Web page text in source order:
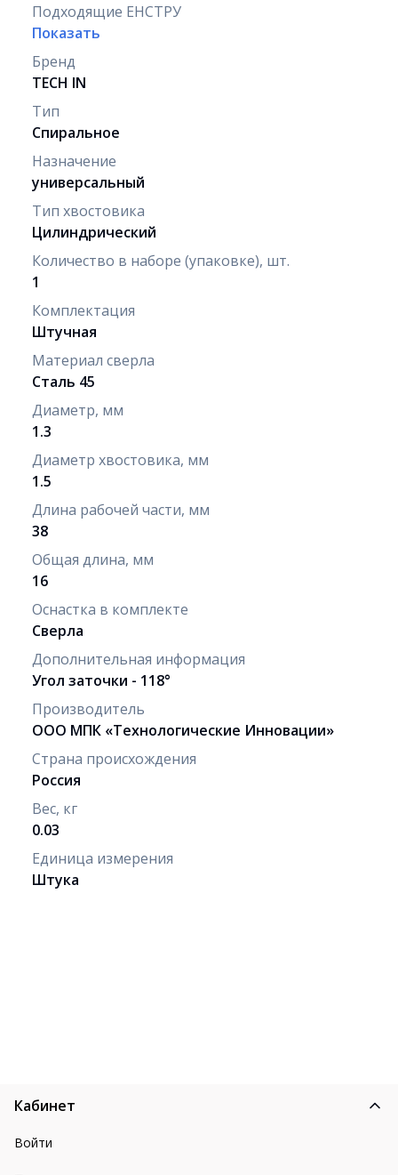
Подходящие ЕНСТРУ
Показать
Бренд
TECH IN
Тип
Спиральное
Назначение
универсальный
Тип хвостовика
Цилиндрический
Количество в наборе (упаковке), шт.
1
Комплектация
Штучная
Материал сверла
Сталь 45
Диаметр, мм
1.3
Диаметр хвостовика, мм
1.5
Длина рабочей части, мм
38
Общая длина, мм
16
Оснастка в комплекте
Сверла
Дополнительная информация
Угол заточки - 118°
Производитель
ООО МПК «Технологические Инновации»
Страна происхождения
Россия
Вес, кг
0.03
Единица измерения
Штука
Кабинет
Войти